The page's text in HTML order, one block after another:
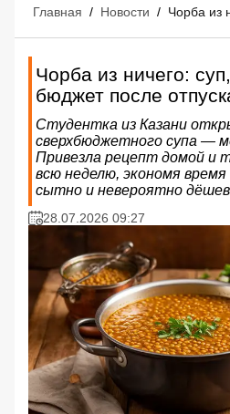
Главная / Новости /
Чорба из ничего:
бюджет после
Студентка из Казани
сверхбюджетного супа —
Привезла рецепт домой и
всю неделю, экономя
сытно и невероятно
28.07.2026 09:27